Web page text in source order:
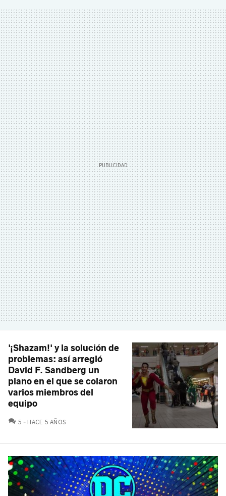
'¡Shazam!' y la solución de
problemas: así arregló
David F. Sandberg un
plano en el que se colaron
varios miembros del
equipo
5 COMENTARIOS
HACE 5 AÑOS